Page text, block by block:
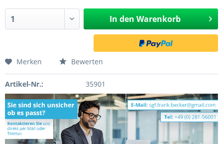
In den Warenkorb
Merken Bewerten
Artikel-Nr.: 35901